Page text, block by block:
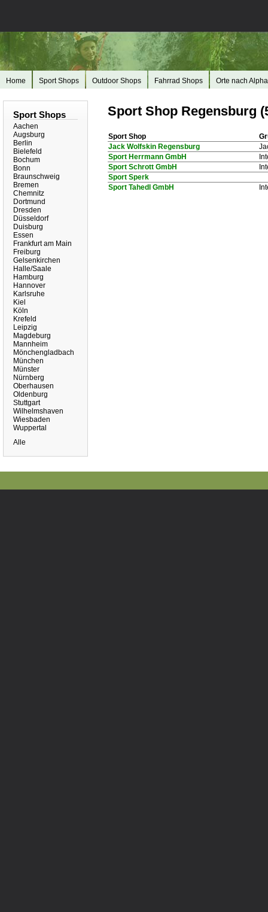
Home Sport Shops Outdoor Shops Fahrrad Shops Orte nach
Sport Shops
Aachen
Augsburg
Berlin
Bielefeld
Bochum
Bonn
Braunschweig
Bremen
Chemnitz
Dortmund
Dresden
Düsseldorf
Duisburg
Essen
Frankfurt am Main
Freiburg
Gelsenkirchen
Halle/Saale
Hamburg
Hannover
Karlsruhe
Kiel
Köln
Krefeld
Leipzig
Magdeburg
Mannheim
Mönchengladbach
München
Münster
Nürnberg
Oberhausen
Oldenburg
Stuttgart
Wilhelmshaven
Wiesbaden
Wuppertal
Alle
Sport Shop Regensburg
Sport Shop
Jack Wolfskin Regensburg
Sport Herrmann GmbH
Sport Schrott GmbH
Sport Sperk
Sport Tahedl GmbH